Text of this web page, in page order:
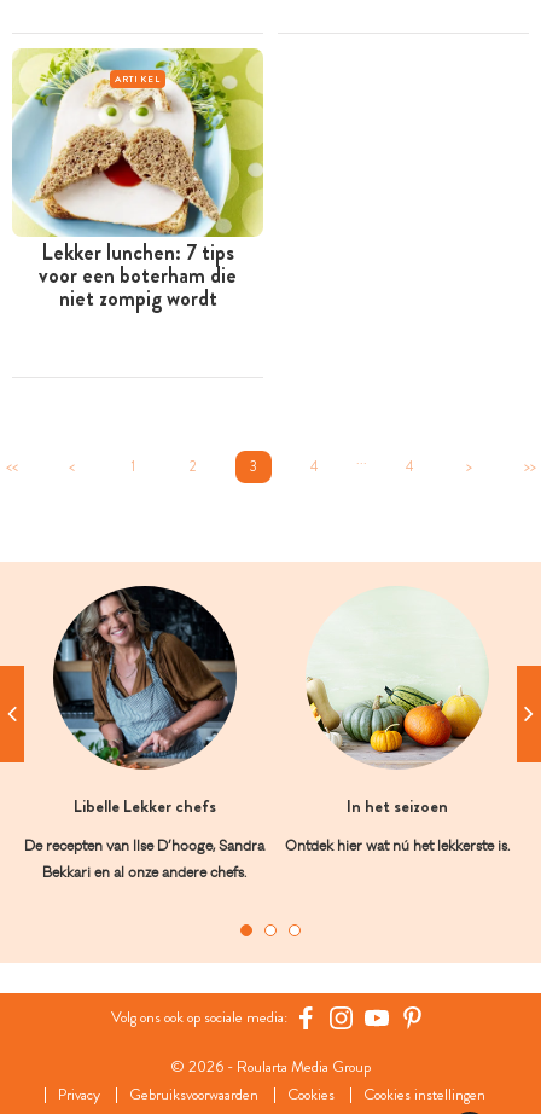
ARTIKEL
Lekker lunchen: 7 tips
voor een boterham die
niet zompig wordt
<< < 1 2 3 4 ... 4 > >>
Libelle Lekker chefs
De recepten van Ilse D’hooge, Sandra
Bekkari en al onze andere chefs.
In het seizoen
Ontdek hier wat nú het lekkerste is.
Volg ons ook op sociale media:
© 2026 - Roularta Media Group
Privacy
Gebruiksvoorwaarden Cookies Cookies instellingen